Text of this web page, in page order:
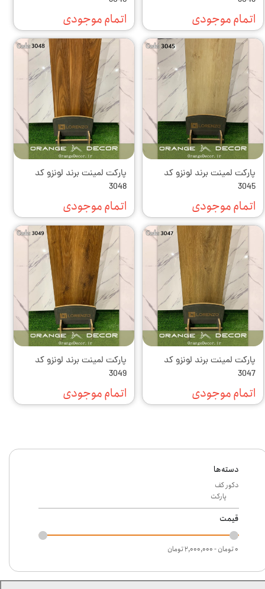
دسته‌ها
دکور کف
پارکت
قیمت
۰ تومان - ۲,۰۰۰,۰۰۰ تومان
اتمام موجودی اتمام موجودی
پارکت لمینت برند لونزو کد
3045
اتمام موجودی
پارکت لمینت برند لونزو کد
3048
اتمام موجودی
پارکت لمینت برند لونزو کد
3047
اتمام موجودی
پارکت لمینت برند لونزو کد
3049
اتمام موجودی